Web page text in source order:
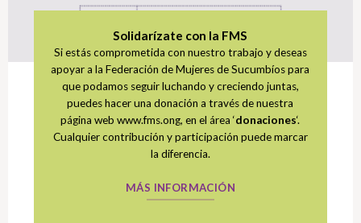
Solidarízate con la FMS
Si estás comprometida con nuestro trabajo y deseas
apoyar a la Federación de Mujeres de Sucumbíos para
que podamos seguir luchando y creciendo juntas,
puedes hacer una donación a través de nuestra
página web www.fms.ong, en el área ‘donaciones‘.
Cualquier contribución y participación puede marcar
la diferencia.
MÁS INFORMACIÓN